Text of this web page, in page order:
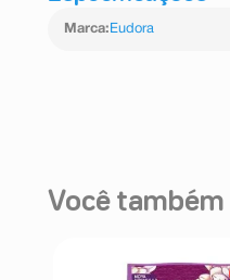
Marca: Eudora
Você